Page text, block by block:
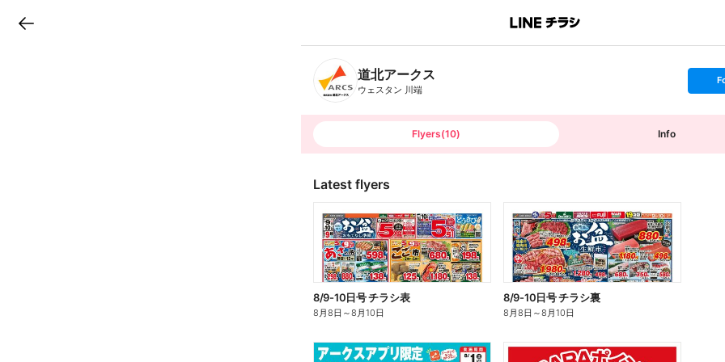
B
n
T
道北アークス
ウェスタン 川端
s
t
o
Flyers(10) Info
Latest flyers
8/9-10日号 チラシ表
8月8日 ～8月10日
8/9-10日号 チラシ裏
8月8日 ～8月10日